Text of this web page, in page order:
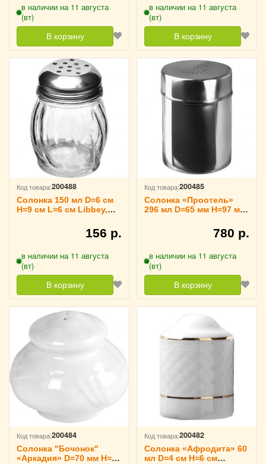
в наличии на 11 августа
(вт)
В корзину
в наличии на 11 августа
(вт)
В корзину
Код товара:200488
Солонка 150 мл D=6 см
H=9 см L=6 см Libbey,
156 р.
в наличии на 11 августа
(вт)
В корзину
Код товара:200485
Солонка «Проотель»
296 мл D=65 мм H=97 мм
780 р.
в наличии на 11 августа
(вт)
В корзину
Код товара:200484
Солонка "Бочонок"
«Аркадия» D=70 мм H=65
Код товара:200482
Солонка «Афродита» 60
мл D=4 см H=6 см